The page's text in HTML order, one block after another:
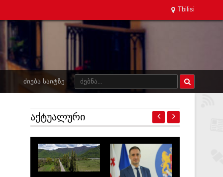
Tbilisi
ᲫᲘᲔᲑᲐ ᲡᲐᲘᲢᲖᲔ
ᲐᲥᲢᲣᲐᲚᲣᲠᲘ